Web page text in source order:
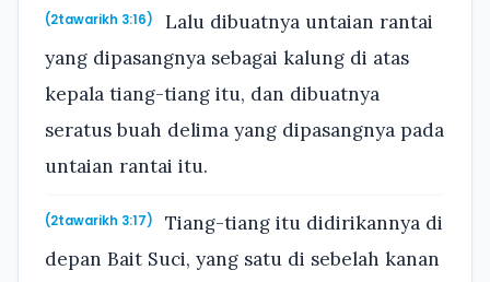
(2tawarikh 3:16)
Lalu dibuatnya untaian rantai
yang dipasangnya sebagai kalung di atas
kepala tiang-tiang itu, dan dibuatnya
seratus buah delima yang dipasangnya pada
untaian rantai itu.
(2tawarikh 3:17)
Tiang-tiang itu didirikannya di
depan Bait Suci, yang satu di sebelah kanan